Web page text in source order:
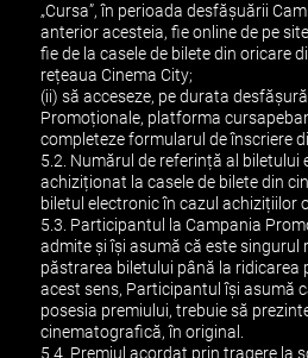
„Cursa”, în perioada desfășuării
anterior acesteia, fie online de pe
fie de la casele de bilete din oricare
rețeaua Cinema City;
(ii) să acceseze, pe durata
Promoționale, platforma
completeze formularul de înscriere
5.2. Numărul de referință al biletului
achiziționat la casele de bilete din
biletul electronic în cazul achizițiilor
5.3. Participantul la Campania
admite și își asumă că este singurul
păstrarea biletului până la ridicarea
acest sens, Participantul își asumă
posesia premiului, trebuie să
cinematografică, în original.
5.4. Premiul acordat prin tragere la